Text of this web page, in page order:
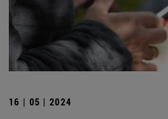
16 | 05 | 2024